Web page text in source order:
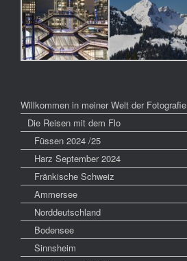
Willkommen in meiner Welt der Fotografie
Die Reisen mit dem Flo
Füssen 2024 /25
Harz September 2024
Fränkische Schweiz
Ammersee
Norddeutschland
Bodensee
Sinnsheim